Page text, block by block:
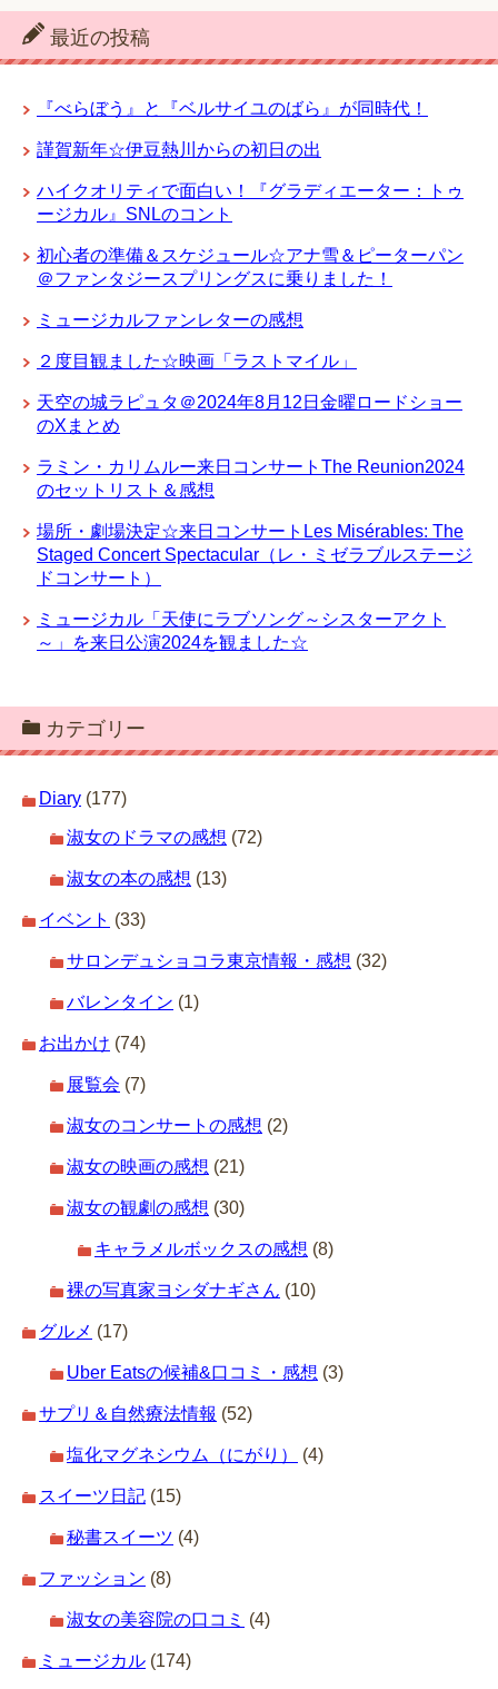
最近の投稿
『べらぼう』と『ベルサイユのばら』が同時代！
謹賀新年☆伊豆熱川からの初日の出
ハイクオリティで面白い！『グラディエーター：トゥ
ージカル』SNLのコント
初心者の準備＆スケジュール☆アナ雪＆ピーターパン
＠ファンタジースプリングスに乗りました！
ミュージカルファンレターの感想
２度目観ました☆映画「ラストマイル」
天空の城ラピュタ＠2024年8月12日金曜ロードショー
のXまとめ
ラミン・カリムルー来日コンサートThe Reunion2024
のセットリスト＆感想
場所・劇場決定☆来日コンサートLes Misérables: The
Staged Concert Spectacular（レ・ミゼラブルステージ
ドコンサート）
ミュージカル「天使にラブソング～シスターアクト
～」を来日公演2024を観ました☆
カテゴリー
Diary (177)
淑女のドラマの感想 (72)
淑女の本の感想 (13)
イベント (33)
サロンデュショコラ東京情報・感想 (32)
バレンタイン (1)
お出かけ (74)
展覧会 (7)
淑女のコンサートの感想 (2)
淑女の映画の感想 (21)
淑女の観劇の感想 (30)
キャラメルボックスの感想 (8)
裸の写真家ヨシダナギさん (10)
グルメ (17)
Uber Eatsの候補&口コミ・感想 (3)
サプリ＆自然療法情報 (52)
塩化マグネシウム（にがり） (4)
スイーツ日記 (15)
秘書スイーツ (4)
ファッション (8)
淑女の美容院の口コミ (4)
ミュージカル (174)